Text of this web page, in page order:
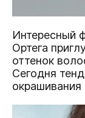
Интересный
Ортега
оттенок
Сегодня
окрашивания